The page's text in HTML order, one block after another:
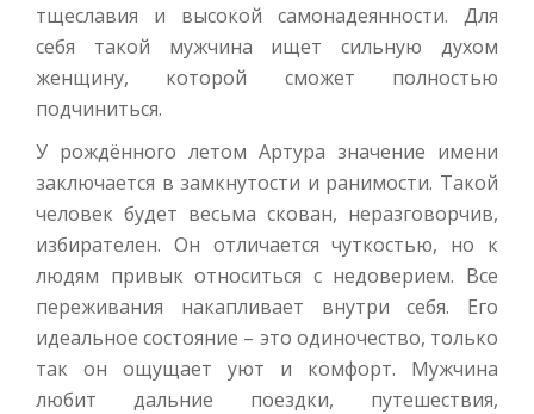
тщеславия и высокой самонадеянности. Для
себя такой мужчина ищет сильную духом
женщину, которой сможет полностью
подчиниться.
У рождённого летом Артура значение имени
заключается в замкнутости и ранимости. Такой
человек будет весьма скован, неразговорчив,
избирателен. Он отличается чуткостью, но к
людям привык относиться с недоверием. Все
переживания накапливает внутри себя. Его
идеальное состояние – это одиночество, только
так он ощущает уют и комфорт. Мужчина
любит дальние поездки, путешествия,